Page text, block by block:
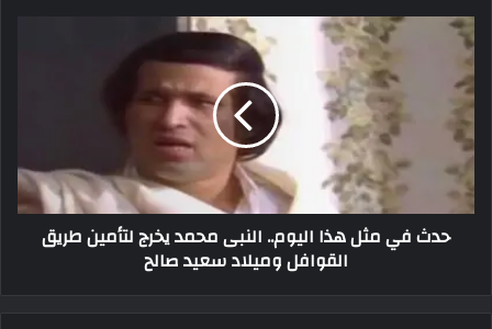
حدث في مثل هذا اليوم.. النبى محمد يخرج لتأمين طريق
القوافل وميلاد سعيد صالح